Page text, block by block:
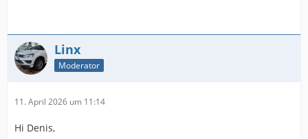
Spezifikation
Nachgiebiger Rücklicht: Geräucherter Rücklicht
Linx
Moderator
11. April 2026 um 11:14
Hi Denis,